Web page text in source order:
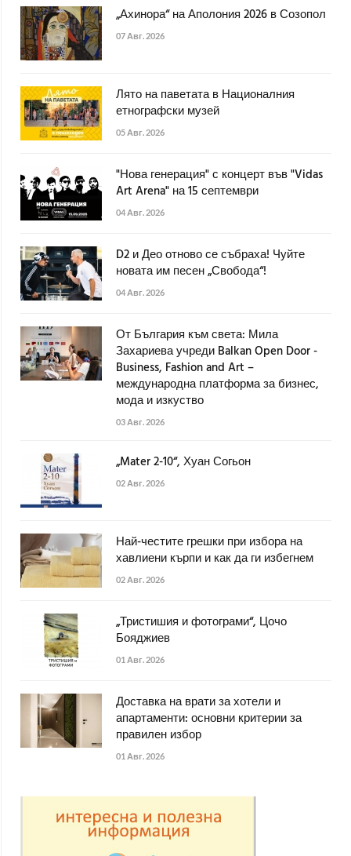
„Ахинора“ на Аполония 2026 в Созопол
07 Авг. 2026
Лято на паветата в Националния
етнографски музей
05 Авг. 2026
"Нова генерация" с концерт във "Vidas
Art Arena" на 15 септември
04 Авг. 2026
D2 и Део отново се събраха! Чуйте
новата им песен „Свобода“!
04 Авг. 2026
От България към света: Мила
Захариева учреди Balkan Open Door -
Business, Fashion and Art –
международна платформа за бизнес,
мода и изкуство
03 Авг. 2026
„Mater 2-10“, Хуан Согьон
02 Авг. 2026
Най-честите грешки при избора на
хавлиени кърпи и как да ги избегнем
02 Авг. 2026
„Тристишия и фотограми“, Цочо
Бояджиев
01 Авг. 2026
Доставка на врати за хотели и
апартаменти: основни критерии за
правилен избор
01 Авг. 2026